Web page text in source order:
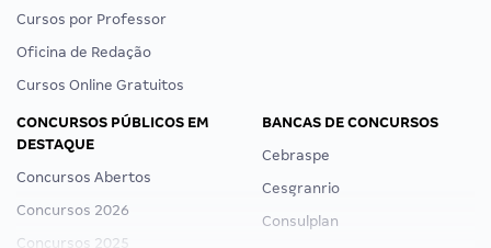
Cursos por Professor
Oficina de Redação
Cursos Online Gratuitos
CONCURSOS PÚBLICOS EM
DESTAQUE
Concursos Abertos
Concursos 2026
Concursos 2025
BANCAS DE CONCURSOS
Cebraspe
Cesgranrio
Consulplan